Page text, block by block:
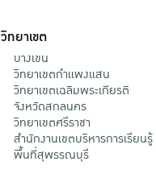
วิทยาเขต
บางเขน
วิทยาเขตกําแพงแสน
วิทยาเขตเฉลิมพระเกียรติ
จังหวัดสกลนคร
วิทยาเขตศรีราชา
สำนักงานเขตบริหารการเรียนรู้
พื้นที่สุพรรณบุรี